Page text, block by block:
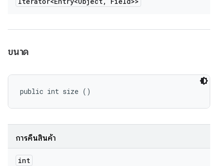
ขนาด
public int size ()
การคืนสินค้า
int